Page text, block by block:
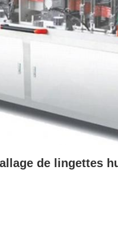
de lingettes